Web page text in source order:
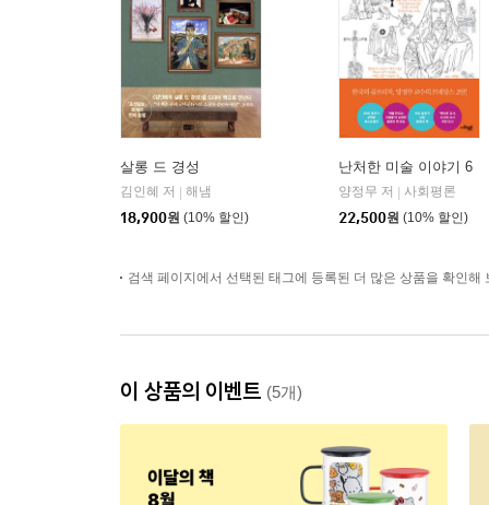
살롱 드 경성
김인혜 저
해냄
18,900원 (10% 할인)
난처한 미술 이야기 6
양정무 저
사회평론
22,500원 (10% 할인)
검색 페이지에서 선택된 태그에 등록된 더 많은 상품을 확인해
이 상품의 이벤트 (5개)